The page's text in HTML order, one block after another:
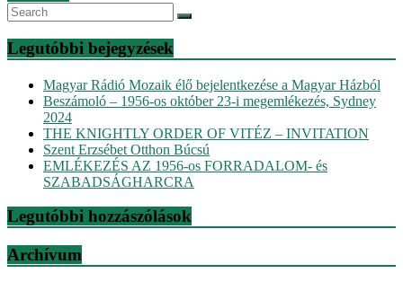
Legutóbbi bejegyzések
Magyar Rádió Mozaik élő bejelentkezése a Magyar Házból
Beszámoló – 1956-os október 23-i megemlékezés, Sydney
2024
THE KNIGHTLY ORDER OF VITÉZ – INVITATION
Szent Erzsébet Otthon Búcsú
EMLÉKEZÉS AZ 1956-os FORRADALOM- és
SZABADSÁGHARCRA
Legutóbbi hozzászólások
Archívum